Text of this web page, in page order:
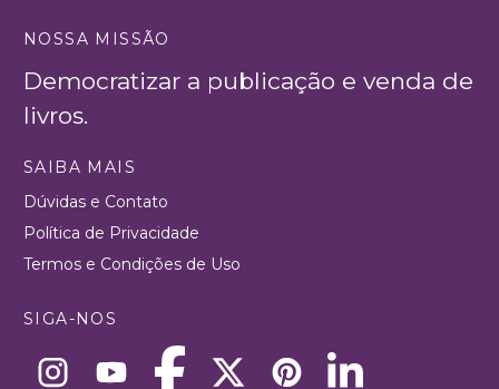
NOSSA MISSÃO
Democratizar a publicação e venda de
livros.
SAIBA MAIS
Dúvidas e Contato
Política de Privacidade
Termos e Condições de Uso
SIGA-NOS